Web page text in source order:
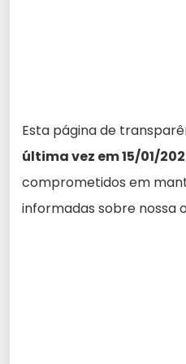
Esta página de
última vez em 15/01/
comprometidos em
informadas sobre nossa